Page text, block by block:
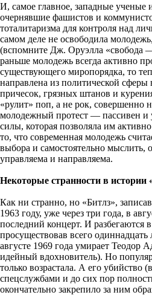
И, самое главное, западные ученые
очернявшие фашистов и
тоталитаризма для контроля над
самом деле не освободила
(вспомните Дж. Оруэлла «свобода
раньше молодежь всегда активно
существующего миропорядка, то
направлена из политической
причесок, грязных штанов и
«рулит» поп, а не рок,
молодежный протест — пассивен и
силы, которая позволяла им
то, что современная молодежь
выбора и самостоятельно мыслить,
управляема и направляема.
Некоторые странности в истории
Как ни странно, но «Битлз»,
1963 году, уже через три года, в
последний концерт. И разбегаются
просуществовав всего
августе 1969 года умирает Теодор
идейный вдохновитель). Но
только возрастала. А его убийство
спецслужбами и до сих пор
окончательно закрепило за ним